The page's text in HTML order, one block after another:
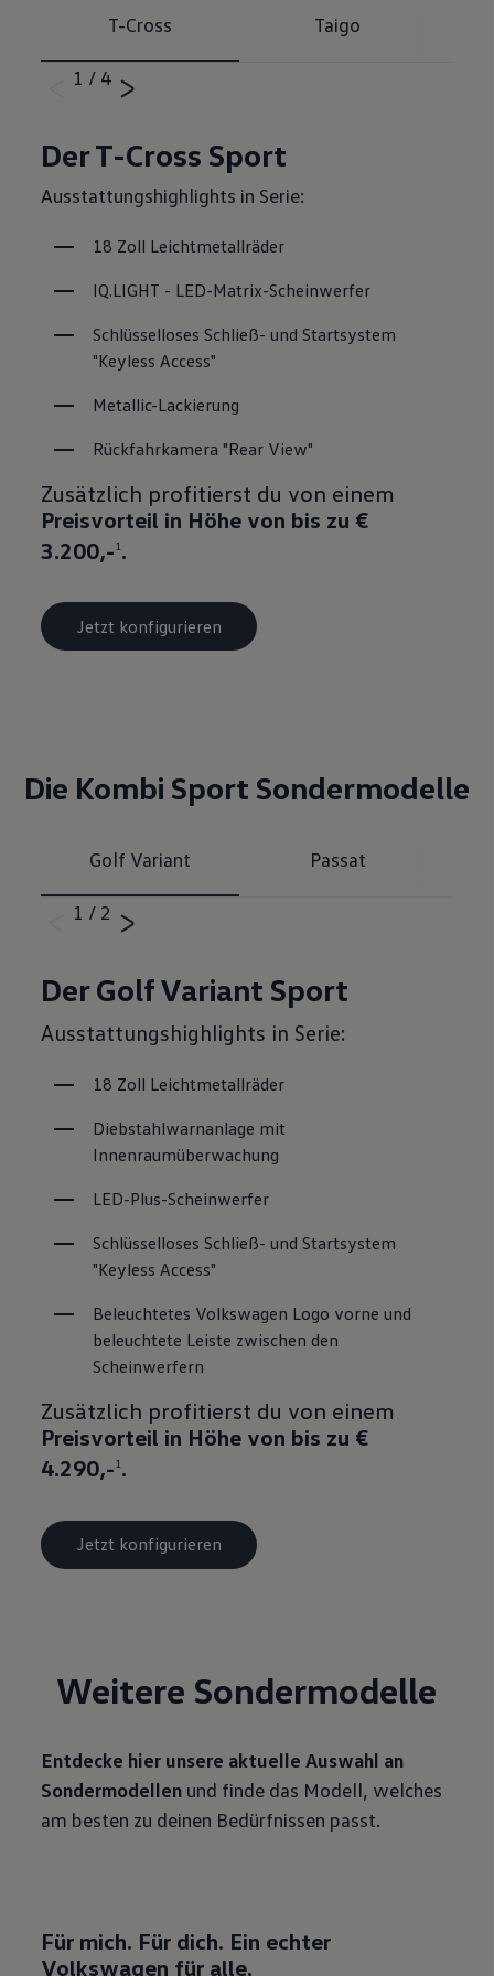
T-Cross Taigo
1 / 4
Der T-Cross Sport
Ausstattungshighlights in Serie:
18 Zoll Leichtmetallräder
IQ.LIGHT - LED-Matrix-Scheinwerfer
Schlüsselloses Schließ- und Startsystem
"Keyless Access"
Metallic-Lackierung
Rückfahrkamera "Rear View"
Zusätzlich profitierst du von einem
Preisvorteil in Höhe von bis zu €
3.200,- 1 .
Jetzt konfigurieren
Die Kombi Sport Sondermodelle
Golf Variant Passat
1 / 2
Der Golf Variant Sport
Ausstattungshighlights in Serie:
18 Zoll Leichtmetallräder
Diebstahlwarnanlage mit
Innenraumüberwachung
LED-Plus-Scheinwerfer
Schlüsselloses Schließ- und Startsystem
"Keyless Access"
Beleuchtetes Volkswagen Logo vorne und
beleuchtete Leiste zwischen den
Scheinwerfern
Zusätzlich profitierst du von einem
Preisvorteil in Höhe von bis zu €
4.290,- 1 .
Jetzt konfigurieren
Weitere Sonder­modelle
Entdecke hier unsere aktuelle Auswahl an
Sondermodellen und finde das Modell, welches
am besten zu deinen Bedürfnissen passt.
Für mich. Für dich. Ein echter
Volkswagen für alle.
über einen von uns personalisierten Link auf unsere Website
gelangen, können Ihre erzeugten Daten, sofern Sie dem explizit
zugestimmt („Cookies mit Marketingzwecke“) haben, von Ihrem
zugeordneten Händler bzw. im Falle eines Porsche Betriebs, Porsche
Inter Auto GmbH & Co KG, eingesehen werden.